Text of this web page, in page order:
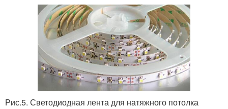
Рис.5. Светодиодная лента для натяжного потолка